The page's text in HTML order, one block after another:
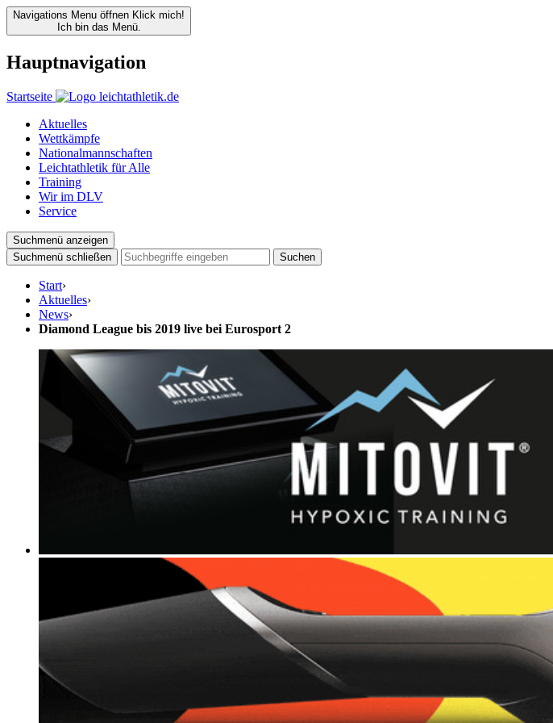
Navigations Menu öffnen Klick mich!
Ich bin das Menü.
Hauptnavigation
Startseite
Aktuelles
Wettkämpfe
Nationalmannschaften
Leichtathletik für Alle
Training
Wir im DLV
Service
Suchmenü anzeigen
Suchmenü schließen
Suchen
Start›
Aktuelles›
News›
Diamond League bis 2019 live bei Eurosport 2